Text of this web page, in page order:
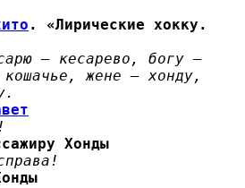
. «Лирические хокку.
— кесарево, богу —
жене — хонду,
Хонды